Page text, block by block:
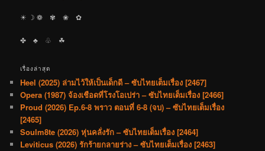
☀︎ ☽ ❁ ✾ ❀ ✿
✤ ♣︎ ♧ ☘︎
เรื่องล่าสุด
Heel (2025) ล่ามไว้ให้เป็นเด็กดี – ซับไทยเต็มเรื่อง [2467]
Opera (1987) จ้องเชือดที่โรงโอเปร่า – ซับไทยเต็มเรื่อง [2466]
Proud (2026) Ep.6-8 พราว ตอนที่ 6-8 (จบ) – ซับไทยเต็มเรื่อง
[2465]
Soulm8te (2026) หุ่นคลั่งรัก – ซับไทยเต็มเรื่อง [2464]
Leviticus (2026) รักร้ายกลายร่าง – ซับไทยเต็มเรื่อง [2463]